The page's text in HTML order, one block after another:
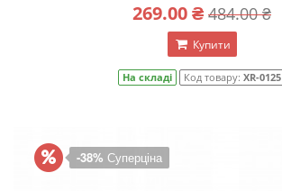
269.00 ₴ 484.00 ₴
Купити
На складі Код товару: XR-0125
-38% Суперціна